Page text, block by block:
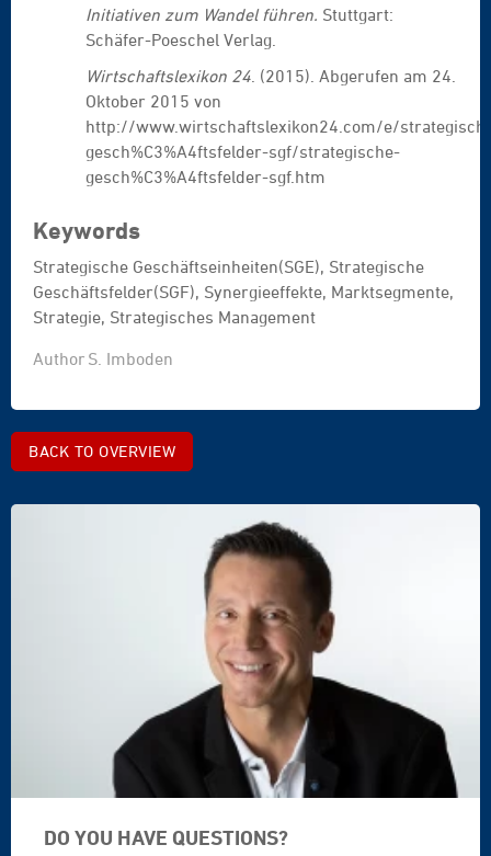
Initiativen zum Wandel führen. Stuttgart:
Schäfer-Poeschel Verlag.
Wirtschaftslexikon 24 . (2015). Abgerufen am 24.
Oktober 2015 von
http://www.wirtschaftslexikon24.com/e/
gesch%C3%A4ftsfelder-sgf/strategische-
gesch%C3%A4ftsfelder-sgf.htm
Keywords
Strategische Geschäftseinheiten(SGE), Strategische
Geschäftsfelder(SGF), Synergieeffekte, Marktsegmente,
Strategie, Strategisches Management
Author S. Imboden
BACK TO OVERVIEW
DO YOU HAVE QUESTIONS?